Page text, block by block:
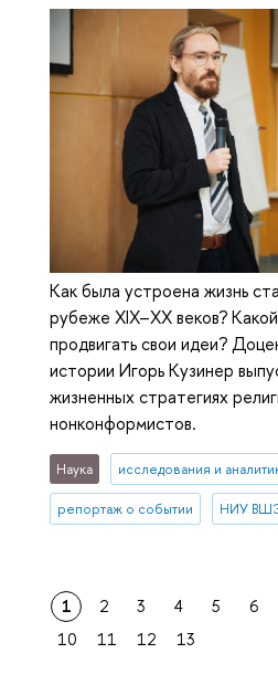
Как была устроена жизнь
рубеже XIX–XX веков?
продвигать свои идеи?
истории Игорь Кузинер
жизненных стратегиях
нонконформистов.
Наука исследования и
репортаж о событии НИУ ВШЭ
1 2 3 4 5 6
10
11 12 13